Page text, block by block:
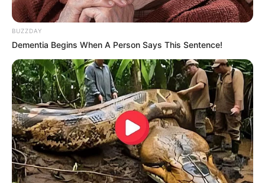
5. Bisa melompat
BUZZDAY
Dementia Begins When A Person Says This Sentence!